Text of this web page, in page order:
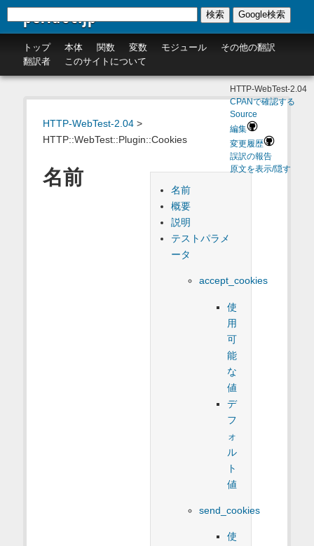
perldoc.jp
トップ 本体 関数 変数 モジュール
その他の翻訳
翻訳者
このサイトについて
検索 Google検索
HTTP-WebTest-2.04>
HTTP::WebTest::Plugin::Cookies
HTTP-WebTest-2.04
CPANで確認する
Source
編集
変更履歴
誤訳の報告
原文を表示/隠す
名前
概要
説明
テストパラメ
ータ
accept_cookies
使
用
可
能
な
値
デ
フ
ォ
ル
ト
値
send_cookies
使
名前